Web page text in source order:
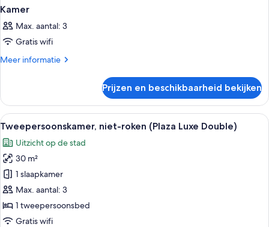
Kamer
Max. aantal: 3
Gratis wifi
Meer informatie
Meer
Prijzen en beschikbaarheid bekijken
Alle
foto's
voor
Tweepersoonskamer,
niet-
roken
(Plaza
Luxe
Hotelkamer met een groot bed, een
8
Tweepersoonskamer, niet-roken (Plaza Luxe Double)
Uitzicht op de stad
30 m²
1 slaapkamer
Max. aantal: 3
1 tweepersoonsbed
Gratis wifi